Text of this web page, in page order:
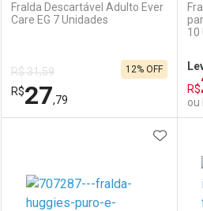
Comprar sem Desconto
Por R$ 89,08/cada
Comprar sem Desconto
Por R$ 89,08/cada
Fralda Descartável Adulto Ever
Care EG 7 Unidades
R$ 31,59
R$27,79
12% OFF
Laboratório
Por Menos
10
R$
ou